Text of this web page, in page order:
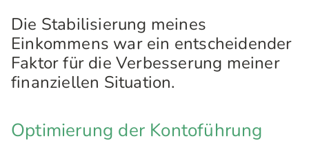
Die Stabilisierung meines
Einkommens war ein entscheidender
Faktor für die Verbesserung meiner
finanziellen Situation.
Optimierung der Kontoführung